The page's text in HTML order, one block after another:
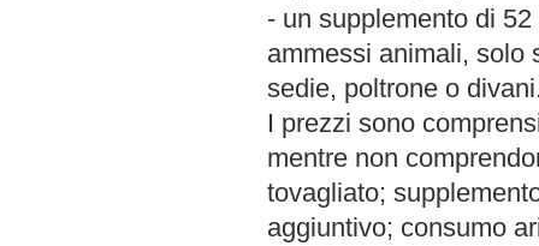
- un supplemento di
ammessi animali, solo
sedie, poltrone o
I prezzi sono
mentre non
tovagliato;
aggiuntivo; consumo